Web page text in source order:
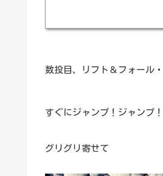
数投目、リフト＆フォール・
すぐにジャンプ！ジャンプ
グリグリ寄せて